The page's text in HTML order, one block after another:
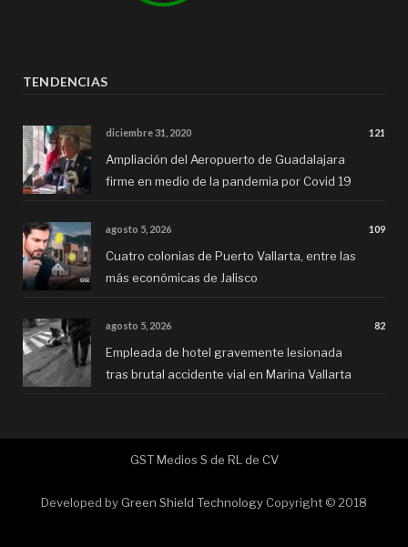
TENDENCIAS
diciembre 31, 2020 121
Ampliación del Aeropuerto de Guadalajara
firme en medio de la pandemia por Covid 19
agosto 5, 2026 109
Cuatro colonias de Puerto Vallarta, entre las
más económicas de Jalisco
agosto 5, 2026 82
Empleada de hotel gravemente lesionada
tras brutal accidente vial en Marina Vallarta
GST Medios S de RL de CV
Developed by Green Shield Technology Copyright © 2018